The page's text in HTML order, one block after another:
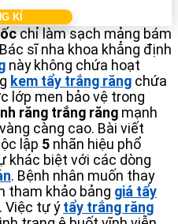
chỉ làm sạch mảng bám
sĩ nha khoa khẳng định
này không chứa hoạt
kem tẩy trắng răng chứa
lớp men bảo vệ trong
răng trắng răng mạnh
càng cao. Bài viết
lập 5 nhãn hiệu phổ
khác biệt với các dòng
. Bệnh nhân muốn thay
tham khảo bảng giá tẩy
Việc tự ý tẩy trắng răng